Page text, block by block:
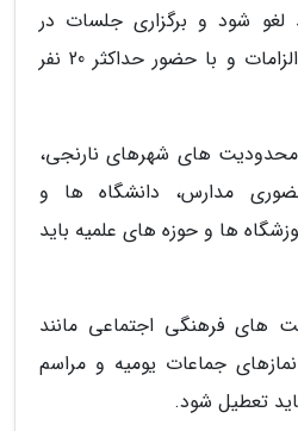
لغو شود و برگزاری جلسات در
فضای سربسته با رعایت الزامات و با حضور حداکثر 20 نفر
های شهرهای نارنجی،
مدارس، دانشگاه ها و
ها و حوزه های علمیه باید
های فرهنگی اجتماعی مانند
جماعات یومیه و مراسم
تعطیل شود.